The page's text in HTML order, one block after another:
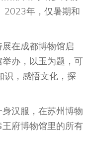
2023年，仅暑期和
在成都博物馆启
办，以玉为题，可
识，感悟文化，探
汉服，在苏州博物
府博物馆里的所有